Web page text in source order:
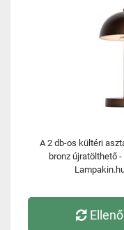
A 2 db-os kültéri
bronz újratölthető